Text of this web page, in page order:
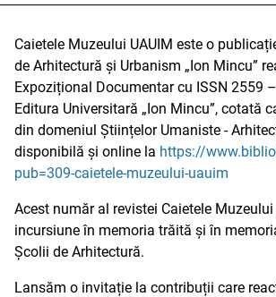
Caietele Muzeului UAUIM este o
de Arhitectură și Urbanism „Ion Mincu”
Expozițional Documentar cu ISSN 2559
Editura Universitară „Ion Mincu”, cotată
din domeniul Științelor Umaniste -
disponibilă și online la https://
pub=309-caietele-muzeului-uauim
Acest număr al revistei Caietele
incursiune în memoria trăită și în
Școlii de Arhitectură.
Lansăm o invitație la contribuții care